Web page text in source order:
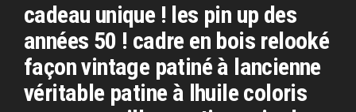
cadeau unique ! les pin up des
années 50 ! cadre en bois relooké
façon vintage patiné à lancienne
véritable patine à lhuile coloris